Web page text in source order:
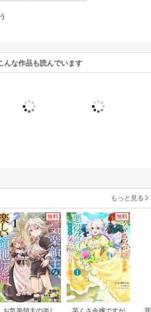
んな作品も読んでいます
もっと見る
無料 無料